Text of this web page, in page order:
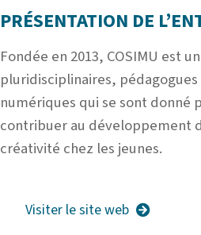
PRÉSENTATION DE
Fondée en 2013, COSIMU est
pluridisciplinaires,
numériques qui se sont donné
contribuer au développement
créativité chez les jeunes.
Visiter le site web